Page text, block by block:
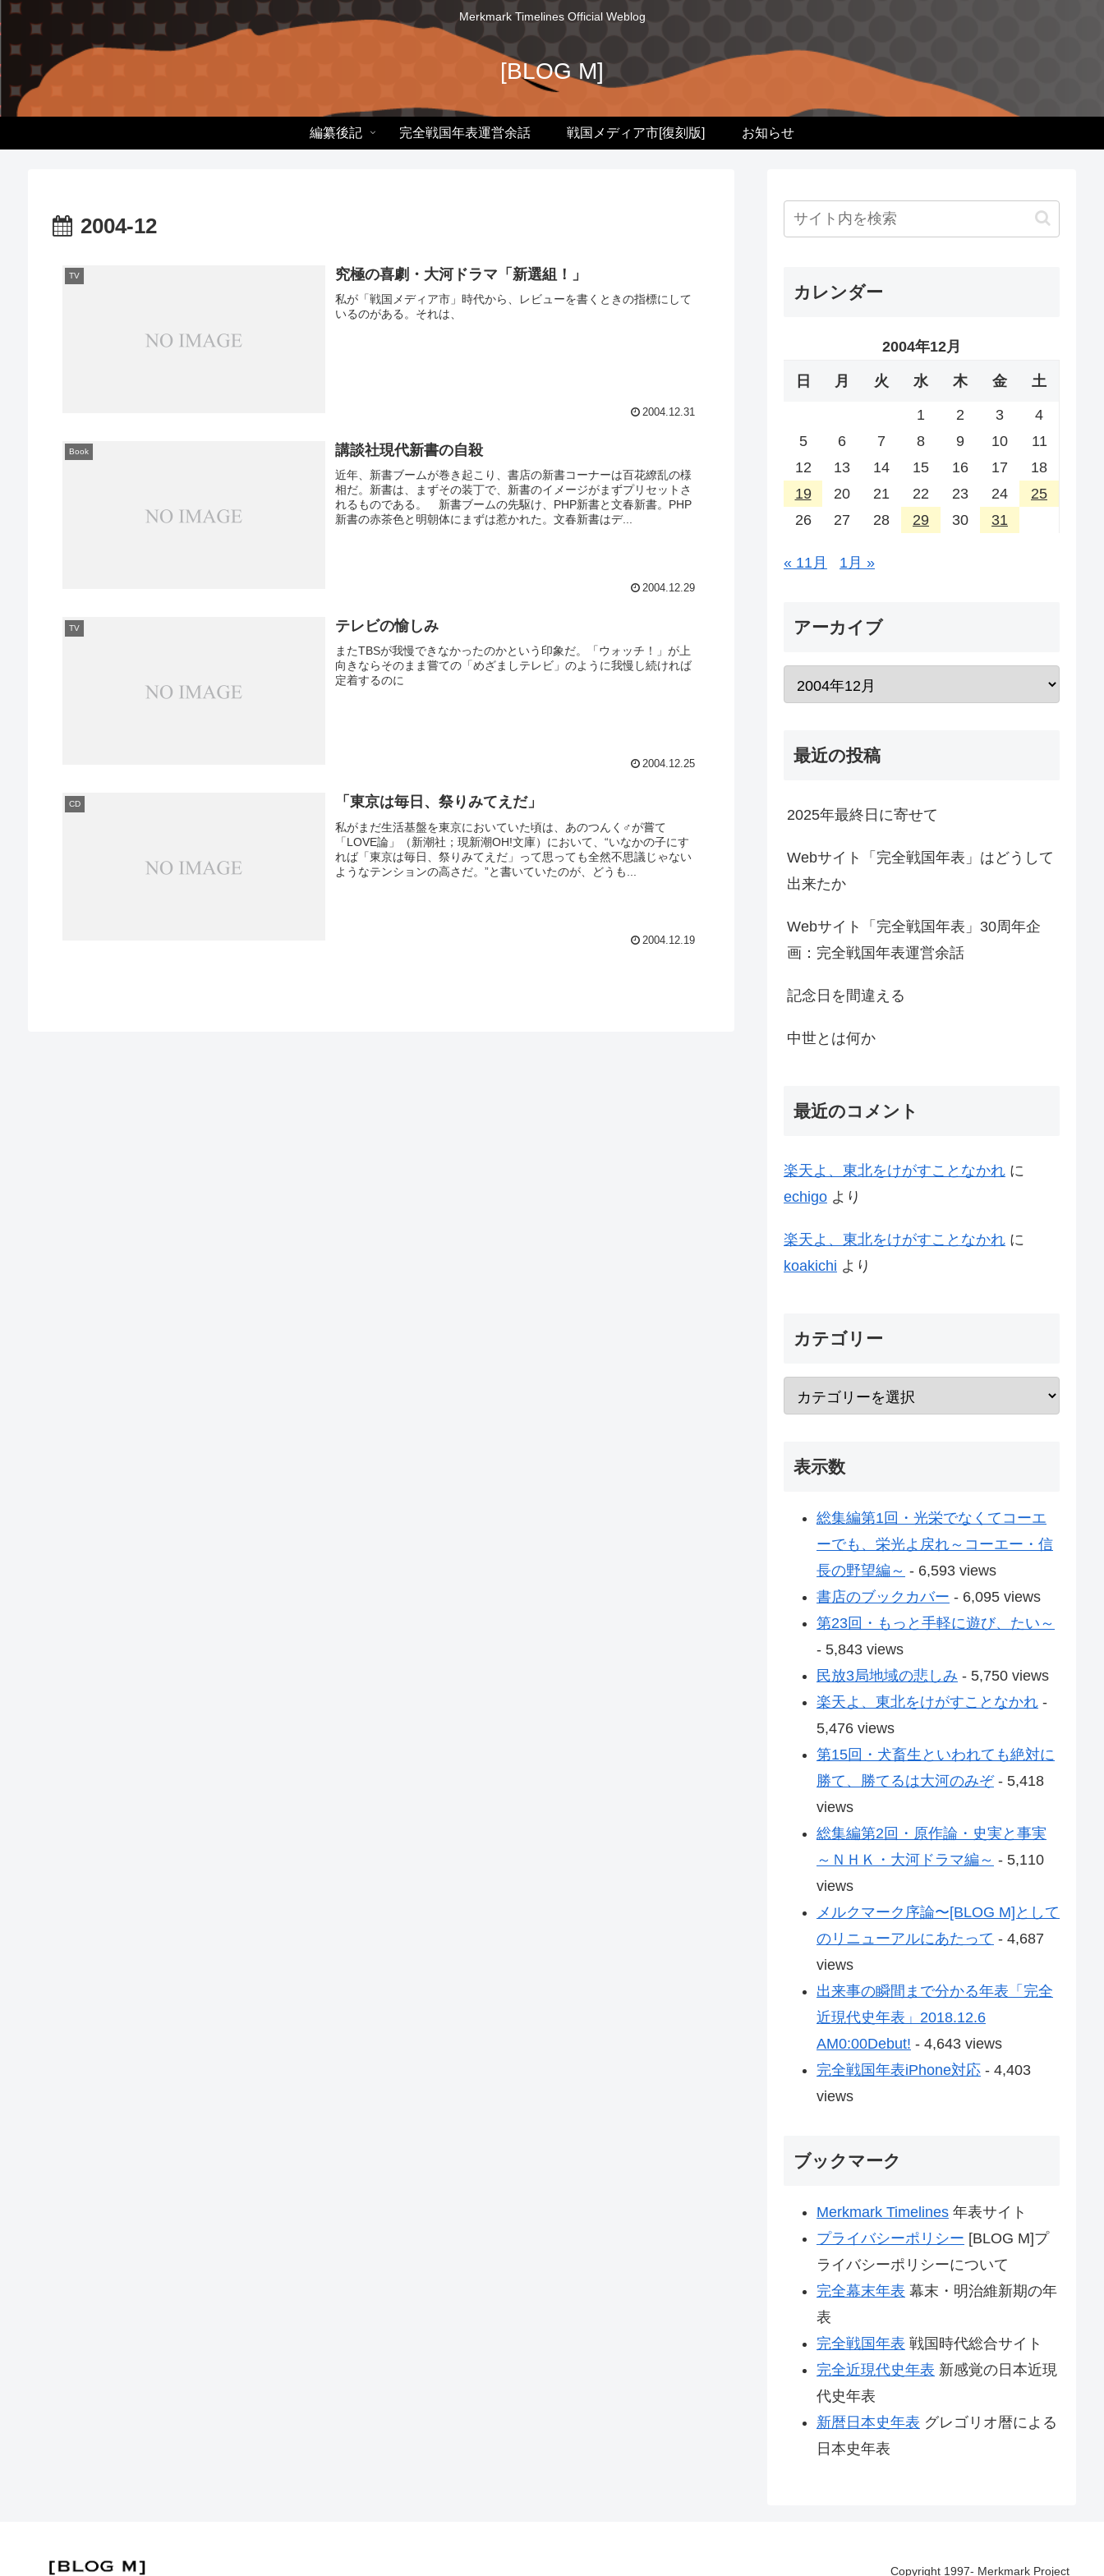
Merkmark Timelines Official Weblog
[BLOG M]
編纂後記 完全戦国年表運営余話 戦国メディア市[復刻版] お知らせ
2004-12
TV 究極の喜劇・大河ドラマ「新選組！」
私が「戦国メディア市」時代から、レビューを書くときの指標にして
いるのがある。それは、
2004.12.31
Book 講談社現代新書の自殺
近年、新書ブームが巻き起こり、書店の新書コーナーは百花繚乱の様
相だ。新書は、まずその装丁で、新書のイメージがまずプリセットさ
れるものである。 新書ブームの先駆け、PHP新書と文春新書。PHP
新書の赤茶色と明朝体にまずは惹かれた。文春新書はデ...
2004.12.29
TV テレビの愉しみ
またTBSが我慢できなかったのかという印象だ。「ウォッチ！」が上
向きならそのまま嘗ての「めざましテレビ」のように我慢し続ければ
定着するのに
2004.12.25
CD 「東京は毎日、祭りみてえだ」
私がまだ生活基盤を東京においていた頃は、あのつんく♂が嘗て
「LOVE論」（新潮社；現新潮OH!文庫）において、“いなかの子にす
れば「東京は毎日、祭りみてえだ」って思っても全然不思議じゃない
ようなテンションの高さだ。”と書いていたのが、どうも...
2004.12.19
カレンダー
2004年12月
日 月 火 水 木 金 土
1 2 3
4
5
6 7 8 9 10
11
12
13 14 15 16 17
18
19
20 21 22 23 24
25
26
27 28 29 30 31
« 11月 1月 »
アーカイブ
最近の投稿
2025年最終日に寄せて
Webサイト「完全戦国年表」はどうして
出来たか
Webサイト「完全戦国年表」30周年企
画：完全戦国年表運営余話
記念日を間違える
中世とは何か
最近のコメント
楽天よ、東北をけがすことなかれ に
echigo より
楽天よ、東北をけがすことなかれ に
koakichi より
カテゴリー
表示数
総集編第1回・光栄でなくてコーエ
ーでも、栄光よ戻れ～コーエー・信
長の野望編～ - 6,593 views
書店のブックカバー - 6,095 views
第23回・もっと手軽に遊び、たい～
- 5,843 views
民放3局地域の悲しみ - 5,750 views
楽天よ、東北をけがすことなかれ -
5,476 views
第15回・犬畜生といわれても絶対に
勝て、勝てるは大河のみぞ- 5,418
views
総集編第2回・原作論・史実と事実
～ＮＨＫ・大河ドラマ編～ - 5,110
views
メルクマーク序論〜[BLOG M]として
のリニューアルにあたって - 4,687
views
出来事の瞬間まで分かる年表「完全
近現代史年表」2018.12.6
AM0:00Debut! - 4,643 views
完全戦国年表iPhone対応 - 4,403
views
ブックマーク
Merkmark Timelines 年表サイト
プライバシーポリシー [BLOG M]プ
ライバシーポリシーについて
完全幕末年表 幕末・明治維新期の年
表
完全戦国年表 戦国時代総合サイト
完全近現代史年表 新感覚の日本近現
代史年表
新暦日本史年表 グレゴリオ暦による
日本史年表
Copyright 1997- Merkmark Project